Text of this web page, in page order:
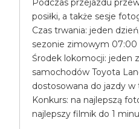
Podczas przejazdu
posiłki, a także sesje
Czas trwania: jeden
sezonie zimowym 07:00
Środek lokomocji: jeden
samochodów Toyota
dostosowana do jazdy
Konkurs: na najlepszą
najlepszy filmik do 1